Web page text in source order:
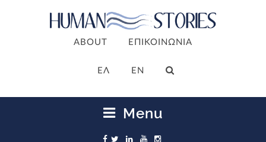
ABOUT ΕΠΙΚΟΙΝΩΝΙΑ
ΕΛ EN
Menu